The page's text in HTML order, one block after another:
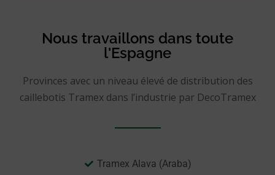
Nous travaillons dans toute
l'Espagne
Provinces avec un niveau élevé de distribution des
caillebotis Tramex dans l’industrie par DecoTramex
Tramex Alava (Araba)